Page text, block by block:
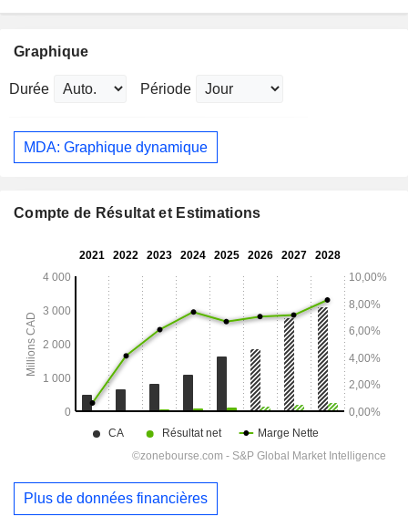
Graphique
Durée Période
MDA: Graphique dynamique
Compte de Résultat et Estimations
Plus de données financières